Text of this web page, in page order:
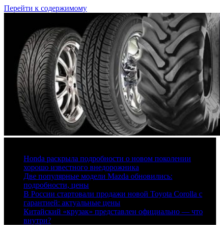
Перейти к содержимому
Honda раскрыла подробности о новом поколении
хорошо известного внедорожника
Две популярные модели Mazda обновились:
подробности, цены
В России стартовали продажи новой Toyota Corolla с
гарантией: актуальные цены
Китайский «крузак» представлен официально — что
внутри?